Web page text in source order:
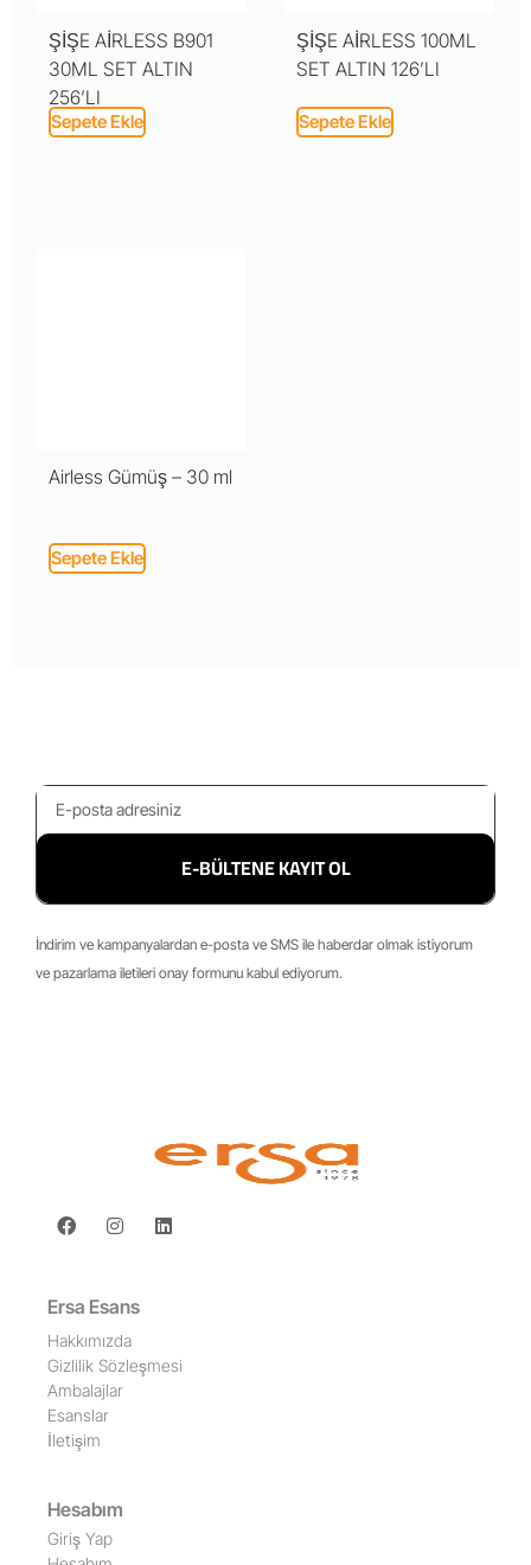
ŞİŞE AİRLESS B901
30ML SET ALTIN
256’LI
Sepete Ekle
ŞİŞE AİRLESS 100ML
SET ALTIN 126’LI
Sepete Ekle
Airless Gümüş – 30 ml
Sepete Ekle
E-BÜLTENE KAYIT OL
İndirim ve kampanyalardan e-posta ve SMS ile haberdar olmak istiyorum
ve pazarlama iletileri onay formunu kabul ediyorum.
Ersa Esans
Hakkımızda
Gizlilik Sözleşmesi
Ambalajlar
Esanslar
İletişim
Hesabım
Giriş Yap